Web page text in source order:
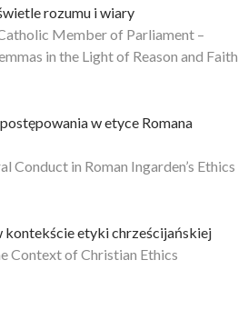
rozumu i wiary
Member of Parliament –
in the Light of Reason and Faith
w etyce Romana
Conduct in Roman Ingarden’s Ethics
kontekście etyki chrześcijańskiej
Context of Christian Ethics